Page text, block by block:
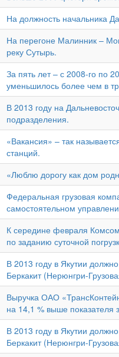
На должность начальника
На перегоне Малинник –
реку Сутырь.
За пять лет – с 2008-го по
уменьшилось более чем в
В 2013 году на
подразделения.
«Вакансия» – так
станций.
«Люблю дорогу как дом
Федеральная грузовая
самостоятельном
К середине февраля
по заданию суточной
В 2013 году в Якутии
Беркакит (Нерюнгри-
Выручка ОАО
на 14,1 % выше показателя
В 2013 году в Якутии
Беркакит (Нерюнгри-